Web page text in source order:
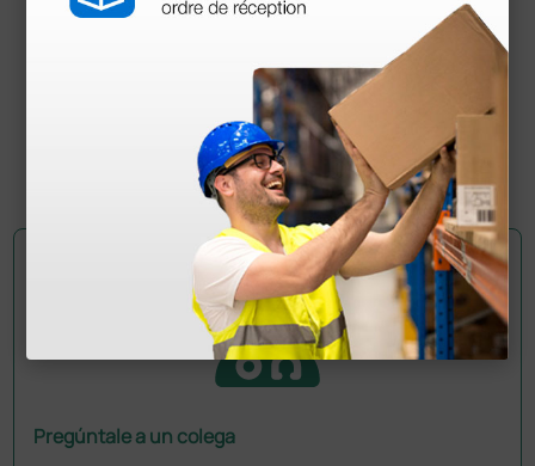
Bombilla de 250 W de recambio para lámpara de
Pregúntale a un colega